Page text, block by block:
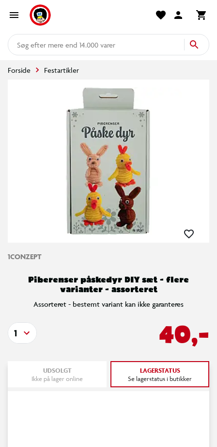
mere end 14.000 varer
Forside Festartikler
1CONZEPT
Piberenser påskedyr DIY sæt - flere
varianter - assorteret
Assorteret - bestemt variant kan ikke garanteres
40,-
1
UDSOLGT
Ikke på lager online
LAGERSTATUS
Se lagerstatus i butikker